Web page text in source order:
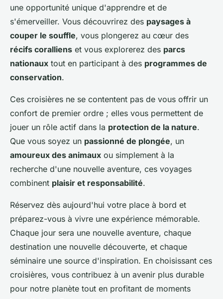
une opportunité unique d'apprendre et de
s'émerveiller. Vous découvrirez des paysages à
couper le souffle, vous plongerez au cœur des
récifs coralliens et vous explorerez des parcs
nationaux tout en participant à des programmes de
conservation.
Ces croisières ne se contentent pas de vous offrir un
confort de premier ordre ; elles vous permettent de
jouer un rôle actif dans la protection de la nature.
Que vous soyez un passionné de plongée, un
amoureux des animaux ou simplement à la
recherche d'une nouvelle aventure, ces voyages
combinent plaisir et responsabilité.
Réservez dès aujourd'hui votre place à bord et
préparez-vous à vivre une expérience mémorable.
Chaque jour sera une nouvelle aventure, chaque
destination une nouvelle découverte, et chaque
séminaire une source d'inspiration. En choisissant ces
croisières, vous contribuez à un avenir plus durable
pour notre planète tout en profitant de moments